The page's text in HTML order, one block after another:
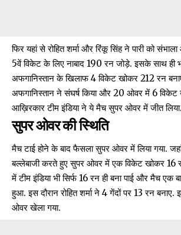
फिर यहां से रोहित शर्मा और रिंकू सिंह ने पारी को
5वें विकेट के लिए नाबाद 190 रन जोड़े. इसके साथ ही
अफगानिस्तान के खिलाफ 4 विकेट खोकर 212 रन
अफगानिस्तान ने संघर्ष किया और 20 ओवर में 6 विकेट
आख़िरकार टीम इंडिया ने ये मैच सुपर ओवर में जीत लिया.
सुपर ओवर की स्थिति
मैच टाई होने के बाद फैसला सुपर ओवर में लिया गया.
बल्लेबाजी करते हुए सुपर ओवर में एक विकेट खोकर 16
में टीम इंडिया भी सिर्फ 16 रन ही बना पाई और मैच एक
हुआ. इस दौरान रोहित शर्मा ने 4 गेंदों पर 13 रन बनाए.
ओवर खेला गया.